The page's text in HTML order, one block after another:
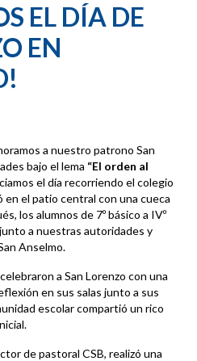
EL DÍA DE
EN
a nuestro patrono San
bajo el lema “El orden al
el día recorriendo el colegio
el patio central con una cueca
los alumnos de 7º básico a IVº
a nuestras autoridades y
Anselmo.
a San Lorenzo con una
en sus salas junto a sus
escolar compartió un rico
de pastoral CSB, realizó una